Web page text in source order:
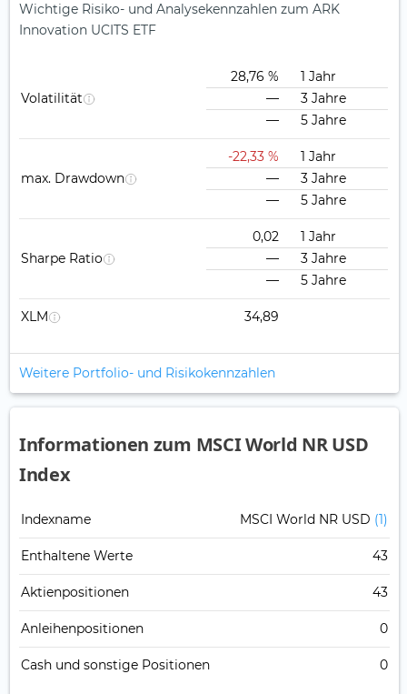
Wichtige Risiko- und Analysekennzahlen zum ARK
Innovation UCITS ETF
Volatilität
28,76 %
1 Jahr
—
3 Jahre
—
5 Jahre
max. Drawdown
-22,33 %
1 Jahr
—
3 Jahre
—
5 Jahre
Sharpe Ratio
0,02
1 Jahr
—
3 Jahre
—
5 Jahre
XLM 34,89
Weitere Portfolio- und Risikokennzahlen
Informationen zum MSCI World NR USD
Index
Indexname MSCI World NR USD (1)
Enthaltene Werte 43
Aktienpositionen 43
Anleihenpositionen 0
Cash und sonstige Positionen 0